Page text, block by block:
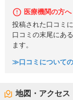
医療機関の方へ
投稿された口コミ
口コミの末尾にあ
ます。
≫口コミについての
地図・アクセス